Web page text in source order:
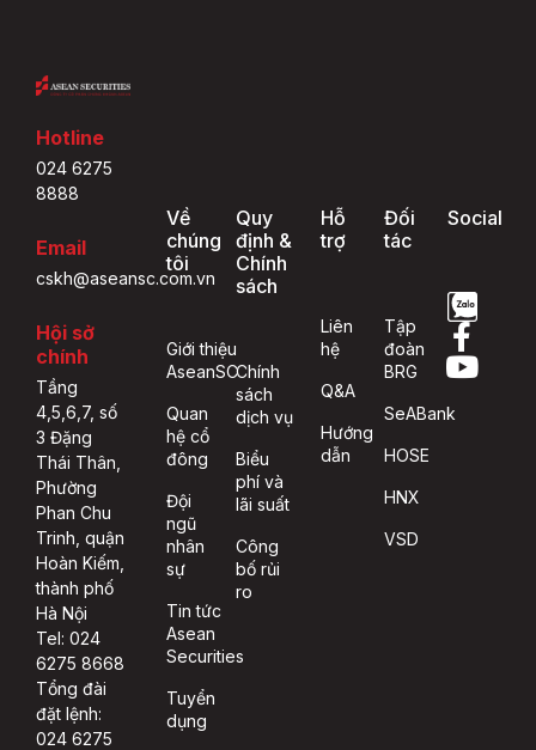
Hotline
024 6275
8888
Email
cskh@aseansc.com.vn
Hội sở
chính
Tầng
4,5,6,7, số
3 Đặng
Thái Thân,
Phường
Phan Chu
Trinh, quận
Hoàn Kiếm,
thành phố
Hà Nội
Tel: 024
6275 8668
Tổng đài
đặt lệnh:
024 6275
Về
chúng
tôi
Giới thiệu
AseanSC
Quan
hệ cổ
đông
Đội
ngũ
nhân
sự
Tin tức
Asean
Securities
Tuyển
dụng
Quy
định &
Chính
sách
Chính
sách
dịch vụ
Biểu
phí và
lãi suất
Công
bố rủi
ro
Hỗ
trợ
Liên
hệ
Q&A
Hướng
dẫn
Đối
tác
Tập
đoàn
BRG
SeABank
HOSE
HNX
VSD
Social